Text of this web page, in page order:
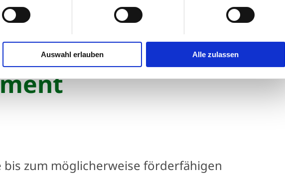
Auswahl erlauben Alle zulassen
LAG-Management
zum möglicherweise förderfähigen